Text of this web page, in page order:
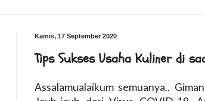
Kamis, 17 September 2020
Tips Sukses Usaha Kuliner di
Assalamualaikum semuanya..